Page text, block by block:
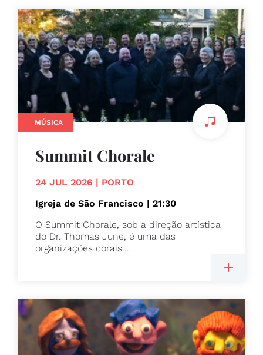
MÚSICA
Summit Chorale
24 JUL 2026 | PORTO
Igreja de São Francisco | 21:30
O Summit Chorale, sob a direção artística
do Dr. Thomas June, é uma das
organizações corais...